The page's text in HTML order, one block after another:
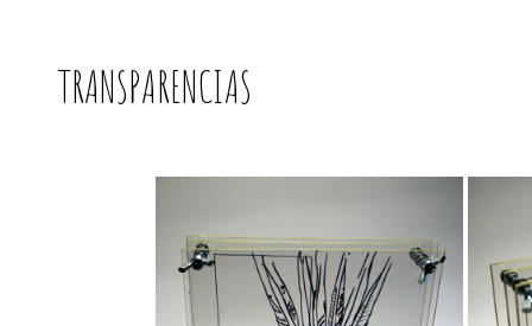
TRANSPARENCIAS